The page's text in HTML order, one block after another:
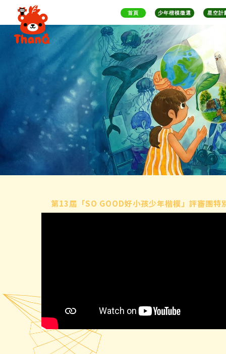
首頁 少年楷模徵選 星空計
第13屆「SO GOOD好小孩少年楷模」評審團特